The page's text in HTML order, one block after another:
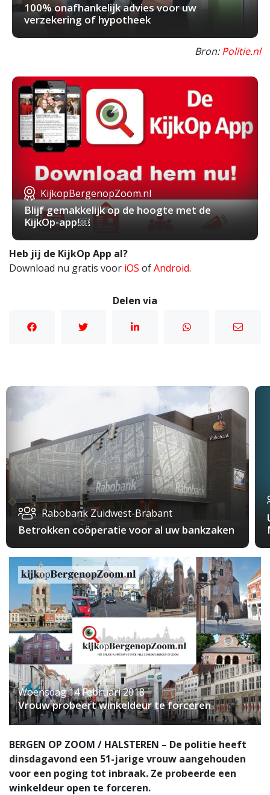
100% onafhankelijk advies voor uw
verzekering of hypotheek
Bron:Politie.nl
KijkopBergenopZoom.nl
Blijf gemakkelijk op de hoogte met de
KijkOp-app!￼
Heb jij de KijkOp App al?
Download nu gratis voor iOS ofAndroid.
Delen via
Rabobank Zuidwest-Brabant
Betrokken coöperatie voor al uw bankzaken
Woensdag 14 Februari 2018
Vrouw probeert winkeldeur te forceren
BERGEN OP ZOOM / HALSTEREN – De politie heeft
dinsdagavond een 51-jarige vrouw aangehouden
voor een poging tot inbraak. Ze probeerde een
winkeldeur open te forceren.